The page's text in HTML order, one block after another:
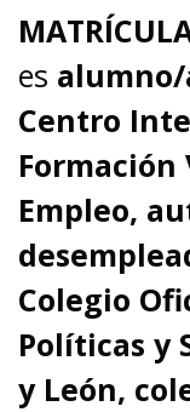
es
Centro
Empleo,
Colegio
Políticas y
y León,